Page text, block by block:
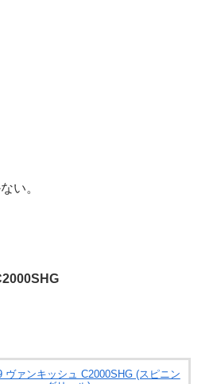
い。
ヴァンキッシュ C2000SHG (スピニン